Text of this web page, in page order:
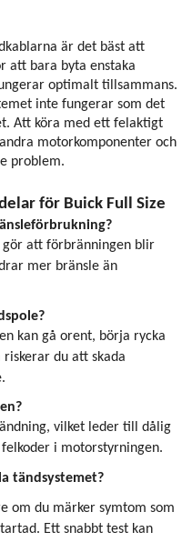
är det bäst att
att bara byta enstaka
optimalt tillsammans.
inte fungerar som det
Att köra med ett felaktigt
motorkomponenter och
problem.
för Buick Full Size
gör att förbränningen blir
mer bränsle än
kan gå orent, börja rycka
du att skada
vilket leder till dålig
i motorstyrningen.
tändsystemet?
om du märker symtom som
Ett snabbt test kan